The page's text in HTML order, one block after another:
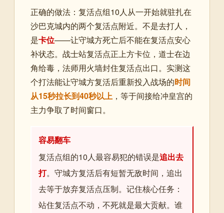
正确的做法：复活点组10人从一开始就驻扎在
沙巴克城内的两个复活点附近。不是去打人，
是卡位——让守城方死亡后不能在复活点安心
补状态。战士站复活点正上方卡位，道士在边
角给毒，法师用火墙封住复活点出口。实测这
个打法能让守城方复活后重新投入战场的时间
从15秒拉长到40秒以上 ，等于间接给冲皇宫的
主力争取了时间窗口。
容易翻车
复活点组的10人最容易犯的错误是追出去
打。守城方复活后有短暂无敌时间，追出
去等于放弃复活点压制。记住核心任务：
站住复活点不动，不死就是最大贡献。谁